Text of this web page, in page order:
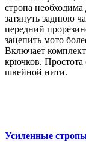
стропа
затянуть заднюю
передний
зацепить мото
Включает
крючков. Простота
швейной нити.
Усиленные